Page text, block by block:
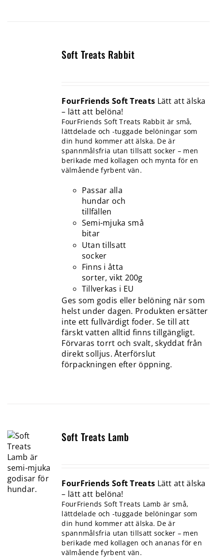
Soft Treats Rabbit
FourFriends Soft Treats Lätt att älska
– lätt att belöna!
FourFriends Soft Treats Rabbit är små,
lättdelade och -tuggade belöningar som
din hund kommer att älska. De är
spannmålsfria utan tillsatt socker – men
berikade med kollagen och mynta för en
välmående fyrbent vän.
Passar alla
hundar och
tillfällen
Semi-mjuka små
bitar
Utan tillsatt
socker
Finns i åtta
sorter, vikt 200g
Tillverkas i EU
Ges som godis eller belöning när som
helst under dagen. Produkten ersätter
inte ett fullvärdigt foder. Se till att
färskt vatten alltid finns tillgängligt.
Förvaras torrt och svalt, skyddat från
direkt solljus. Återförslut
förpackningen efter öppning.
Soft Treats Lamb
FourFriends Soft Treats Lätt att älska
– lätt att belöna!
FourFriends Soft Treats Lamb är små,
lättdelade och -tuggade belöningar som
din hund kommer att älska. De är
spannmålsfria utan tillsatt socker – men
berikade med kollagen och ananas för en
välmående fyrbent vän.